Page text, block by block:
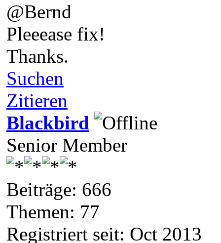
@Bernd
Pleeease fix!
Thanks.
Suchen
Zitieren
Blackbird
Senior Member
Beiträge: 666
Themen: 77
Registriert seit: Oct 2013